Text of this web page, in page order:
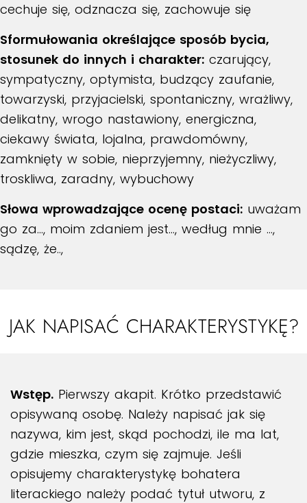
cechuje się, odznacza się, zachowuje się
Sformułowania określające sposób bycia,
stosunek do innych i charakter: czarujący,
sympatyczny, optymista, budzący zaufanie,
towarzyski, przyjacielski, spontaniczny, wrażliwy,
delikatny, wrogo nastawiony, energiczna,
ciekawy świata, lojalna, prawdomówny,
zamknięty w sobie, nieprzyjemny, nieżyczliwy,
troskliwa, zaradny, wybuchowy
Słowa wprowadzające ocenę postaci: uważam
go za…, moim zdaniem jest…, według mnie …,
sądzę, że..,
JAK NAPISAĆ CHARAKTERYSTYKĘ?
Wstęp. Pierwszy akapit. Krótko przedstawić
opisywaną osobę. Należy napisać jak się
nazywa, kim jest, skąd pochodzi, ile ma lat,
gdzie mieszka, czym się zajmuje. Jeśli
opisujemy charakterystykę bohatera
literackiego należy podać tytuł utworu, z